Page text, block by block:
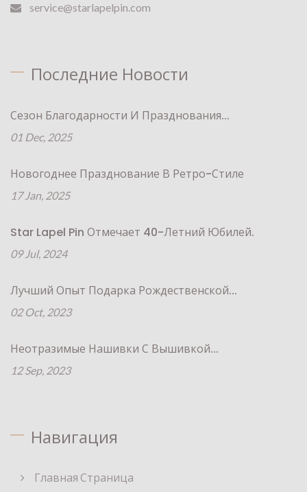
service@starlapelpin.com
Последние Новости
Сезон Благодарности И Празднования...
01 Dec, 2025
Новогоднее Празднование В Ретро-Стиле
17 Jan, 2025
Star Lapel Pin Отмечает 40-Летний Юбилей.
09 Jul, 2024
Лучший Опыт Подарка Рождественской...
02 Oct, 2023
Неотразимые Нашивки С Вышивкой...
12 Sep, 2023
Навигация
Главная Страница